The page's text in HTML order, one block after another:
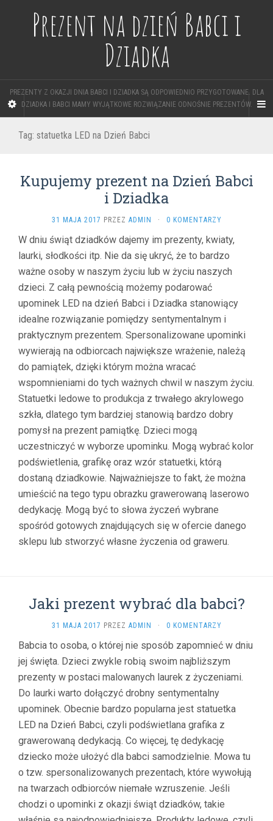
Prezent na dzień Babci i
Dziadka
PREZENTY Z OKAZJI DNIA BABCI I DZIADKA SĄ ODPOWIEDNIO PRZYGOTOWANE. DLA
DZIADKA I BABCI MAMY WYJĄTKOWE ROZWIĄZANIE ODNOŚNIE PREZENTÓW.
Tag: statuetka LED na Dzień Babci
Kupujemy prezent na Dzień Babci
i Dziadka
31 MAJA 2017 PRZEZ ADMIN · 0 KOMENTARZY
W dniu świąt dziadków dajemy im prezenty, kwiaty,
laurki, słodkości itp. Nie da się ukryć, że to bardzo
ważne osoby w naszym życiu lub w życiu naszych
dzieci. Z całą pewnością możemy podarować
upominek LED na dzień Babci i Dziadka stanowiący
idealne rozwiązanie pomiędzy sentymentalnym i
praktycznym prezentem. Spersonalizowane upominki
wywierają na odbiorcach największe wrażenie, należą
do pamiątek, dzięki którym można wracać
wspomnieniami do tych ważnych chwil w naszym życiu.
Statuetki ledowe to produkcja z trwałego akrylowego
szkła, dlatego tym bardziej stanowią bardzo dobry
pomysł na prezent pamiątkę. Dzieci mogą
uczestniczyć w wyborze upominku. Mogą wybrać kolor
podświetlenia, grafikę oraz wzór statuetki, którą
dostaną dziadkowie. Najważniejsze to fakt, że można
umieścić na tego typu obrazku grawerowaną laserowo
dedykację. Mogą być to słowa życzeń wybrane
spośród gotowych znajdujących się w ofercie danego
sklepu lub stworzyć własne życzenia od graweru.
Jaki prezent wybrać dla babci?
31 MAJA 2017 PRZEZ ADMIN · 0 KOMENTARZY
Babcia to osoba, o której nie sposób zapomnieć w dniu
jej święta. Dzieci zwykle robią swoim najbliższym
prezenty w postaci malowanych laurek z życzeniami.
Do laurki warto dołączyć drobny sentymentalny
upominek. Obecnie bardzo popularna jest statuetka
LED na Dzień Babci, czyli podświetlana grafika z
grawerowaną dedykacją. Co więcej, tę dedykację
dziecko może ułożyć dla babci samodzielnie. Mowa tu
o tzw. spersonalizowanych prezentach, które wywołują
na twarzach odbiorców niemałe wzruszenie. Jeśli
chodzi o upominki z okazji świąt dziadków, takie